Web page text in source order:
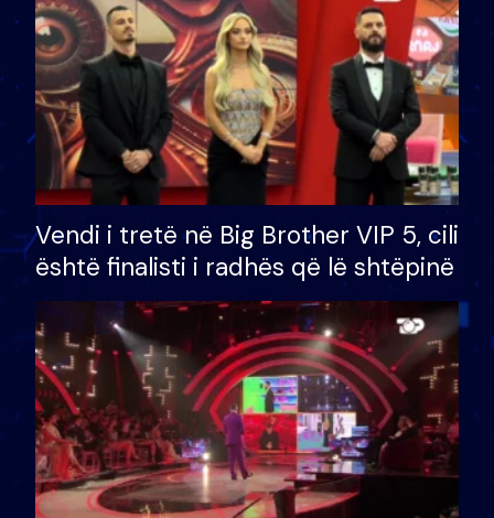
Vendi i tretë në Big Brother VIP 5, cili
është finalisti i radhës që lë shtëpinë